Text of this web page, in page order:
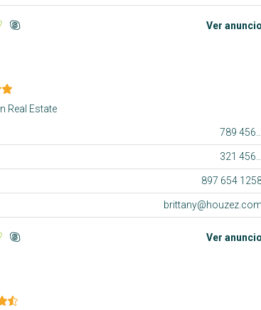
Ver anuncio
Real Estate
897 654
brittany@houzez.com
Ver anuncio